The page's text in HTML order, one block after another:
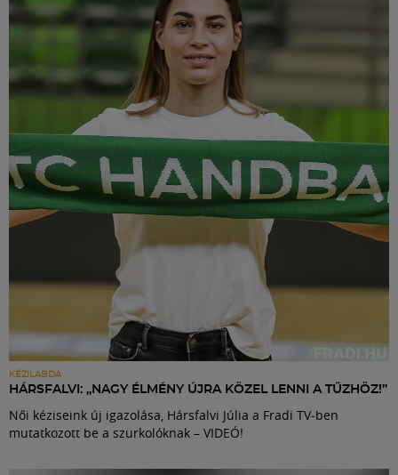
KÉZILABDA
HÁRSFALVI: „NAGY ÉLMÉNY ÚJRA KÖZEL LENNI A TŰZHÖZ!”
Női kéziseink új igazolása, Hársfalvi Júlia a Fradi TV-ben
mutatkozott be a szurkolóknak – VIDEÓ!